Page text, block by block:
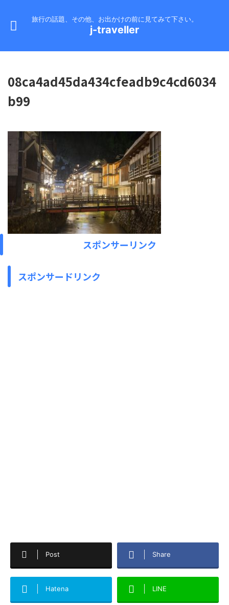
旅行の話題、その他、お出かけの前に見てみて下さい。
j-traveller
08ca4ad45da434cfeadb9c4cd6034
b99
スポンサーリンク
スポンサードリンク
Post Share
Hatena LINE